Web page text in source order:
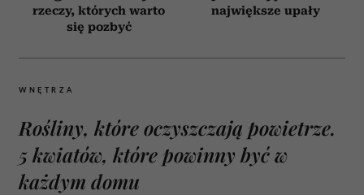
rzeczy, których warto
się pozbyć
największe upały
WNĘTRZA
Rośliny, które oczyszczają powietrze.
5 kwiatów, które powinny być w
każdym domu